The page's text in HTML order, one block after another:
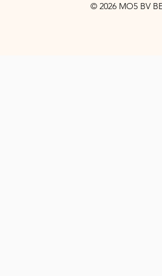
© 2026 MO5 BV